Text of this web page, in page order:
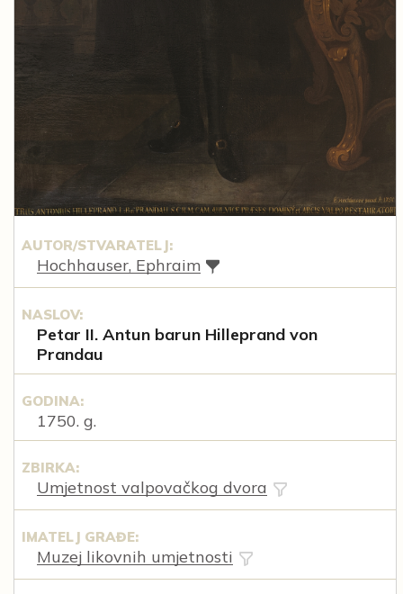
AUTOR/STVARATELJ:
Hochhauser, Ephraim
NASLOV:
Petar II. Antun barun Hilleprand von
Prandau
GODINA:
1750. g.
ZBIRKA:
Umjetnost valpovačkog dvora
IMATELJ GRAĐE:
Muzej likovnih umjetnosti